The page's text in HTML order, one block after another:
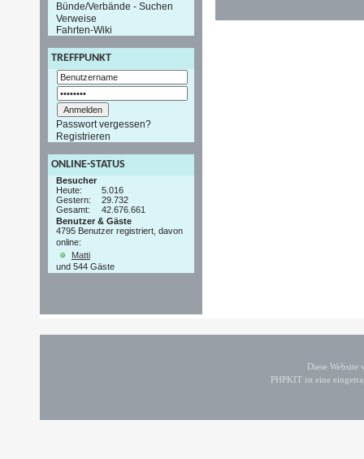
Bünde/Verbände - Suchen
Verweise
Fahrten-Wiki
TREFFPUNKT
Passwort vergessen?
Registrieren
ONLINE-STATUS
Besucher
Heute:
5.016
Gestern:
29.732
Gesamt:
42.676.661
Benutzer & Gäste
4795 Benutzer registriert, davon
online:
Matti
und 544 Gäste
Diese
PHPKIT ist eine